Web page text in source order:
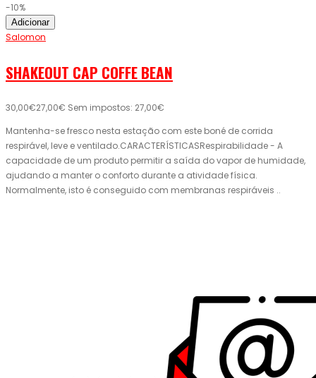
-10%
Adicionar
Salomon
SHAKEOUT CAP COFFE BEAN
30,00€27,00€ Sem impostos: 27,00€
Mantenha-se fresco nesta estação com este boné de corrida
respirável, leve e ventilado.CARACTERÍSTICASRespirabilidade - A
capacidade de um produto permitir a saída do vapor de humidade,
ajudando a manter o conforto durante a atividade física.
Normalmente, isto é conseguido com membranas respiráveis ..